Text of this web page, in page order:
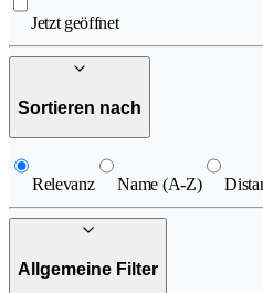
Jetzt geöffnet
Sortieren nach
Relevanz Name (A-Z)
Allgemeine Filter